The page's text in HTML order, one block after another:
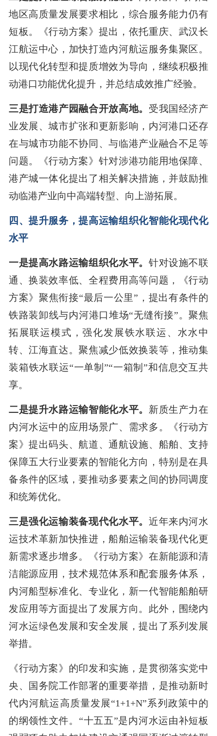
地区高质量发展要求相比，综合服务能力仍有
短板。《行动方案》提出，依托重庆、武汉长
江航运中心，加快打造内河航运服务集聚区。
以现代化转型和提质增效为导向，继续积极推
动港口功能优化提升，并总结成效推广经验。
三是打造港产园融合开放高地。 受我国经济产
业发展、城市扩张和更新影响，内河港口还存
在与城市功能不协同、与临港产业融合不足等
问题。《行动方案》针对涉港功能用地保障、
港产城一体化提出了相关解决措施，并鼓励推
动临港产业向中高端转型、向上游拓展。
四、提升服务，提高运输组织化智能化现代化
水平
一是提高水路运输组织化水平。 针对设施不联
通、换装效率低、全程费用高等问题，《行动
方案》聚焦衔接“最后一公里”，提出有条件的
铁路装卸线与内河港口堆场“无缝衔接”。聚焦
拓展联运模式，强化发展铁水联运、水水中
转、江海直达。聚焦减少低效换装等，推动集
装箱铁水联运“一单制”“一箱制”和信息交互共
享。
二是提升水路运输智能化水平。 新质生产力在
内河水运中的应用场景广、需求多。《行动方
案》提出码头、航道、通航设施、船舶、支持
保障五大行业要素的智能化方向，特别是在具
备条件的区域，要推动多要素之间的协同调度
和统筹优化。
三是强化运输装备现代化水平。 近年来内河水
运技术革新加快推进，船舶运输装备现代化更
新需求逐步增多。《行动方案》在新能源和清
洁能源应用，技术规范体系和配套服务体系，
内河船型标准化、专业化，新一代智能船舶研
发应用等方面提出了发展方向。此外，围绕内
河水运绿色发展和安全发展，提出了系列发展
举措。
《行动方案》的印发和实施，是贯彻落实党中
央、国务院工作部署的重要举措，是推动新时
代内河航运高质量发展“1+1+N”系列政策中的
的纲领性文件。“十五五”是内河水运由补短板